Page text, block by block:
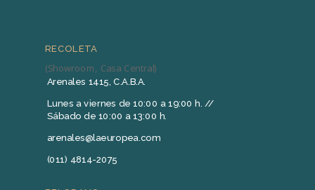
RECOLETA
(Showroom, Casa Central)
Arenales 1415, C.A.B.A.
Lunes a viernes de 10:00 a 19:00 h. //
Sábado de 10:00 a 13:00 h.
arenales@laeuropea.com
(011) 4814-2075